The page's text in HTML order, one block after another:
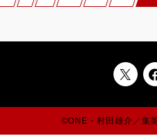
©ONE・村田雄介／集